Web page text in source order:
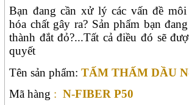
Bạn đang cần xử lý các vấn đề
hóa chất gây ra? Sản phẩm bạn
thành đắt đỏ?...Tất cả điều đó sẽ
quyết
Tên sản phẩm:TẤM THẤM DẦU
Mã hàng : N-FIBER P50